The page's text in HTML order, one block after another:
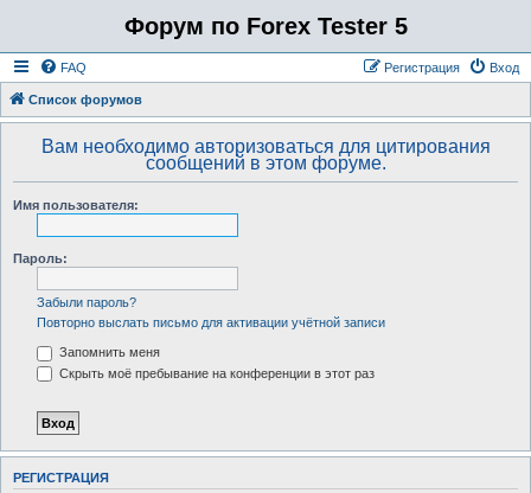
Форум по Forex Tester 5
FAQ Вход
Регистрация
Список форумов
Вам необходимо авторизоваться для цитирования
сообщений в этом форуме.
Имя пользователя:
Пароль:
Забыли пароль?
Повторно выслать письмо для активации учётной записи
Запомнить меня
Скрыть моё пребывание на конференции в этот раз
РЕГИСТРАЦИЯ